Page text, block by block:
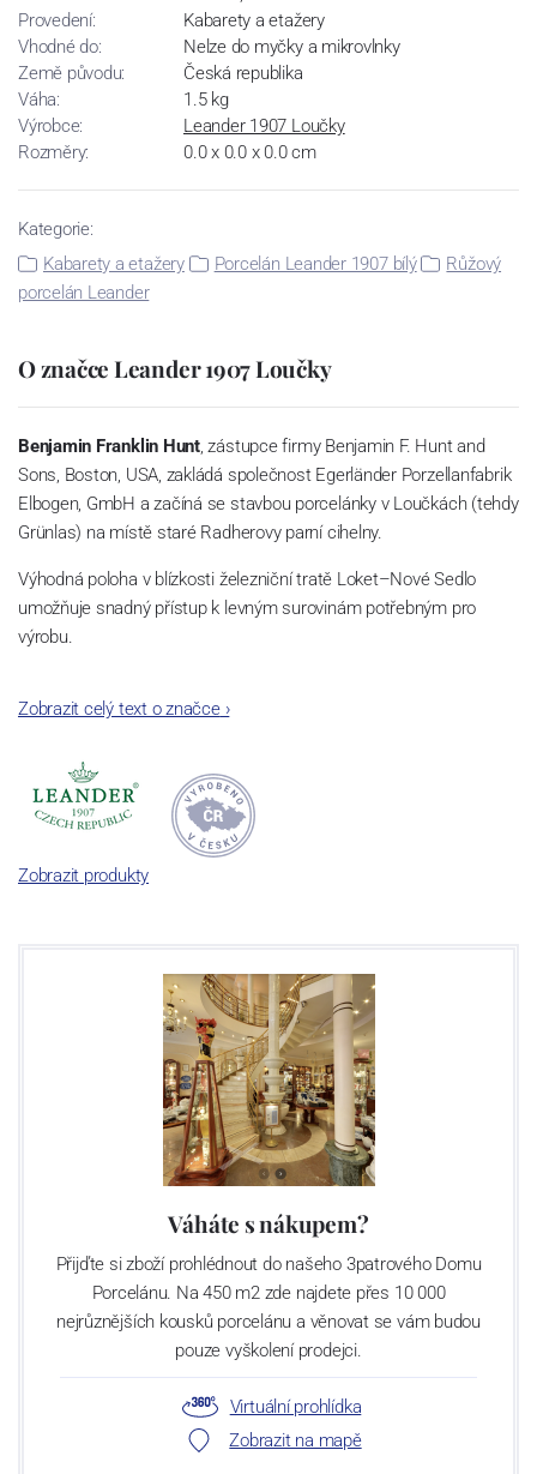
Provedení:
Kabarety a etažery
Vhodné do:
Nelze do myčky a mikrovlnky
Země původu:
Česká republika
Váha:
1.5 kg
Výrobce:
Leander 1907 Loučky
Rozměry:
0.0 x 0.0 x 0.0 cm
Kategorie:
Kabarety a etažery
Porcelán Leander 1907 bílý
Růžový
porcelán Leander
O značce Leander 1907 Loučky
Benjamin Franklin Hunt, zástupce firmy Benjamin F. Hunt and
Sons, Boston, USA, zakládá společnost Egerländer Porzellanfabrik
Elbogen, GmbH a začíná se stavbou porcelánky v Loučkách (tehdy
Grünlas) na místě staré Radherovy parní cihelny.
Výhodná poloha v blízkosti železniční tratě Loket–Nové Sedlo
umožňuje snadný přístup k levným surovinám potřebným pro
výrobu.
evropským výrobcům.
Zobrazit celý text o značce›
Zobrazit produkty
Váháte s nákupem?
Přijďte si zboží prohlédnout do našeho 3patrového Domu
Porcelánu. Na 450 m2 zde najdete přes 10 000
nejrůznějších kousků porcelánu a věnovat se vám budou
pouze vyškolení prodejci.
Virtuální prohlídka
Zobrazit na mapě